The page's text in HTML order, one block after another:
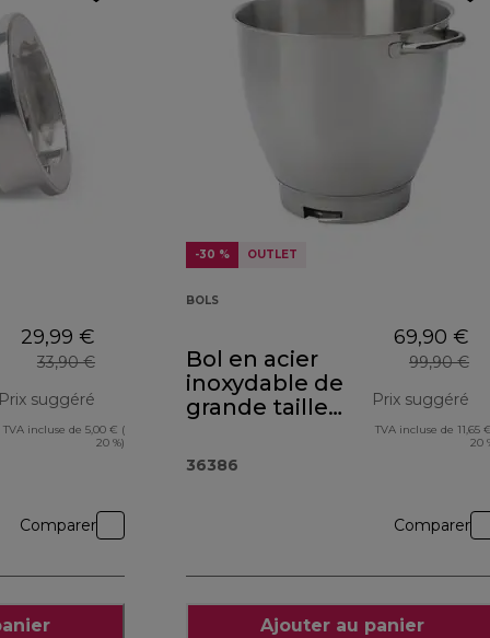
29,99 €
33,90 €
Prix suggéré
prix original 33,90 €
TVA incluse de 5,00 € (
20 %)
Comparer
-30 % OUTLET
BOLS
Bol en acier
inoxydable de
grande taille
36386A
36386
69,90 €
99,90 €
Prix suggéré
TVA incluse de 11,65
20
Comparer
Ajouter au panier